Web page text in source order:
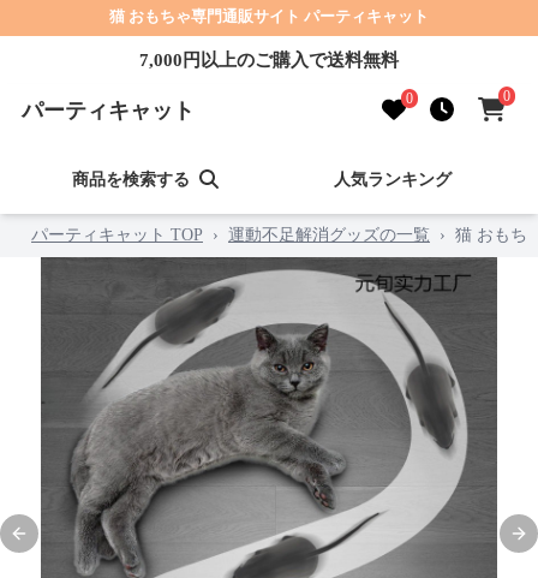
猫 おもちゃ専門通販サイト パーティキャット
7,000円以上のご購入で送料無料
パーティキャット 0 0
商品を検索する 人気ランキング
パーティキャット TOP › 運動不足解消グッズの一覧 › 猫 おもち
Previous slide